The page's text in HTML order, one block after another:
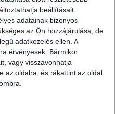
beállításait.
adatainak bizonyos
az Ön hozzájárulása, de
adatkezelés ellen. A
érvényesek. Bármikor
vagy visszavonhatja
az oldalra, és rákattint az oldal
új Galaxy S8 és S8+
keretmentes
megszokott